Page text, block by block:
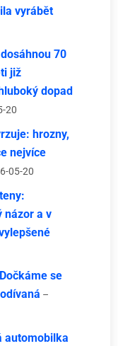
vyrábět
70
již
dopad
20
hrozny,
nejvíce
05-20
názor a v
se
–
automobilka